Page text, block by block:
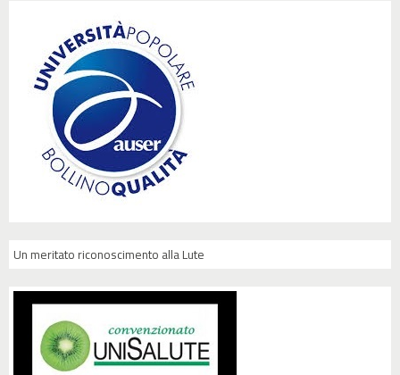
Un meritato riconoscimento alla Lute